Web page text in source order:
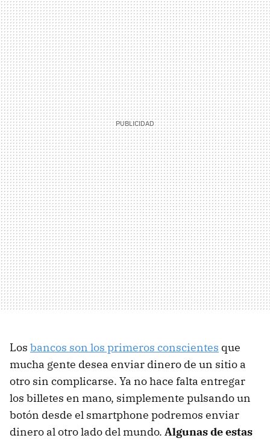
Los bancos son los primeros conscientes que
mucha gente desea enviar dinero de un sitio a
otro sin complicarse. Ya no hace falta entregar
los billetes en mano, simplemente pulsando un
botón desde el smartphone podremos enviar
dinero al otro lado del mundo. Algunas de estas